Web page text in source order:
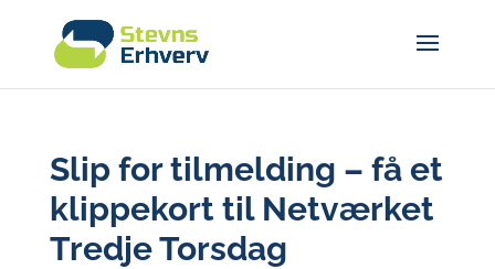
Slip for tilmelding – få et
klippekort til Netværket
Tredje Torsdag